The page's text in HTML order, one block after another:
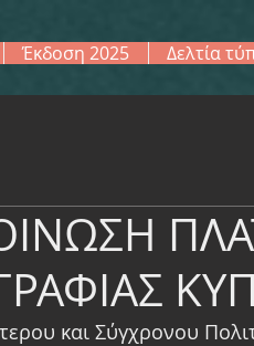
Έκδοση 2025 Δελτία
και Σύγχρονου